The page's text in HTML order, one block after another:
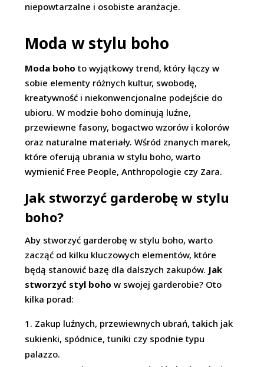
niepowtarzalne i osobiste aranżacje.
Moda w stylu boho
Moda boho to wyjątkowy trend, który łączy w
sobie elementy różnych kultur, swobodę,
kreatywność i niekonwencjonalne podejście do
ubioru. W modzie boho dominują luźne,
przewiewne fasony, bogactwo wzorów i kolorów
oraz naturalne materiały. Wśród znanych marek,
które oferują ubrania w stylu boho, warto
wymienić Free People, Anthropologie czy Zara.
Jak stworzyć garderobę w stylu
boho?
Aby stworzyć garderobę w stylu boho, warto
zacząć od kilku kluczowych elementów, które
będą stanowić bazę dla dalszych zakupów. Jak
stworzyć styl boho w swojej garderobie? Oto
kilka porad:
Zakup luźnych, przewiewnych ubrań, takich jak
sukienki, spódnice, tuniki czy spodnie typu
palazzo.